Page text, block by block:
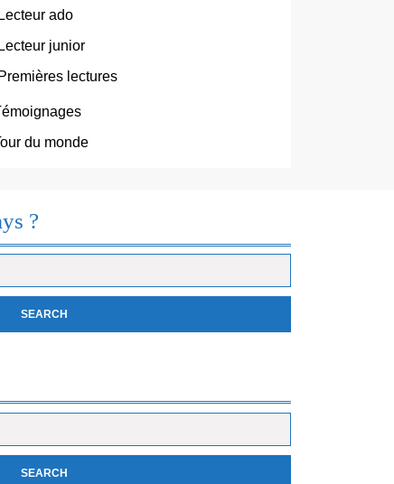
Lecteur ado
Lecteur junior
Premières lectures
du monde
?